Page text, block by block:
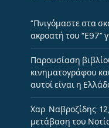
“Πνιγόμαστε στα
ακροατή του “Ε97”
Παρουσίαση
κινηματογράφου
αυτοί είναι η
Χαρ. Ναβροζίδης:
μετάβαση του